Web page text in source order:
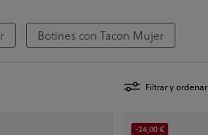
Botines con Tacon Mujer
Filtrar y ordenar
-24,00 €